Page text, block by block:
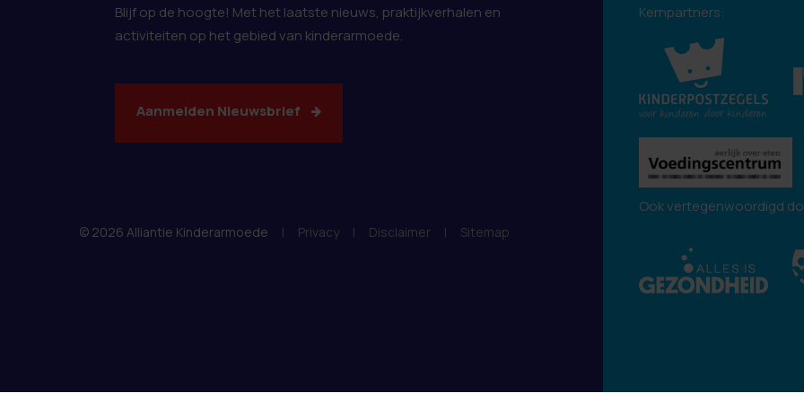
Blijf op de hoogte! Met het laatste nieuws, praktijkverhalen en
activiteiten op het gebied van kinderarmoede.
Aanmelden Nieuwsbrief
© 2026 Alliantie Kinderarmoede | Privacy | Disclaimer | Sitemap
Kernpartners:
Ook vertegenwoordigd